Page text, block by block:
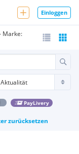
Einloggen
Marke:
PayLivery
zurücksetzen